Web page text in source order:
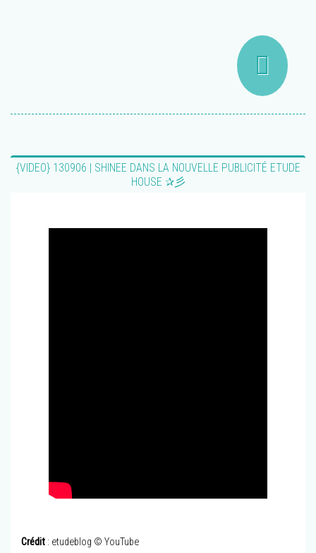
{VIDEO} 130906 | SHINEE DANS LA NOUVELLE PUBLICITÉ ETUDE
HOUSE ✰彡
Crédit : etudeblog © YouTube